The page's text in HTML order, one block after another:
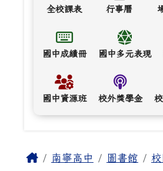
全校課表 行事曆
國中成績冊 國中多元表現
國中資源班 校外獎學金
主內容區域
Home南寧高中 圖書館